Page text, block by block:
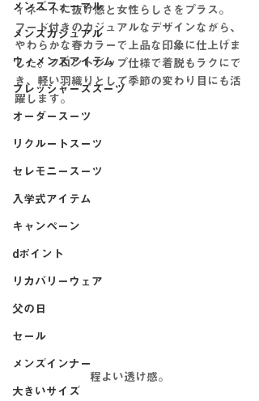
メンズフォーマル
メンズカジュアル
ウィメンズアイテム
フレッシャーズスーツ
オーダースーツ
リクルートスーツ
セレモニースーツ
入学式アイテム
キャンペーン
dポイント
リカバリーウェア
父の日
セール
メンズインナー
大きいサイズ
ィネートに抜け感と女性らしさをプラス。
フード付きのカジュアルなデザインながら、
やわらかな春カラーで上品な印象に仕上げま
した。フロントジップ仕様で着脱もラクにで
き、軽い羽織りとして季節の変わり目にも活
躍します。
程よい透け感。